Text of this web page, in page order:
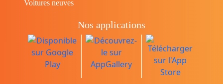
Voitures neuves
Nos applications